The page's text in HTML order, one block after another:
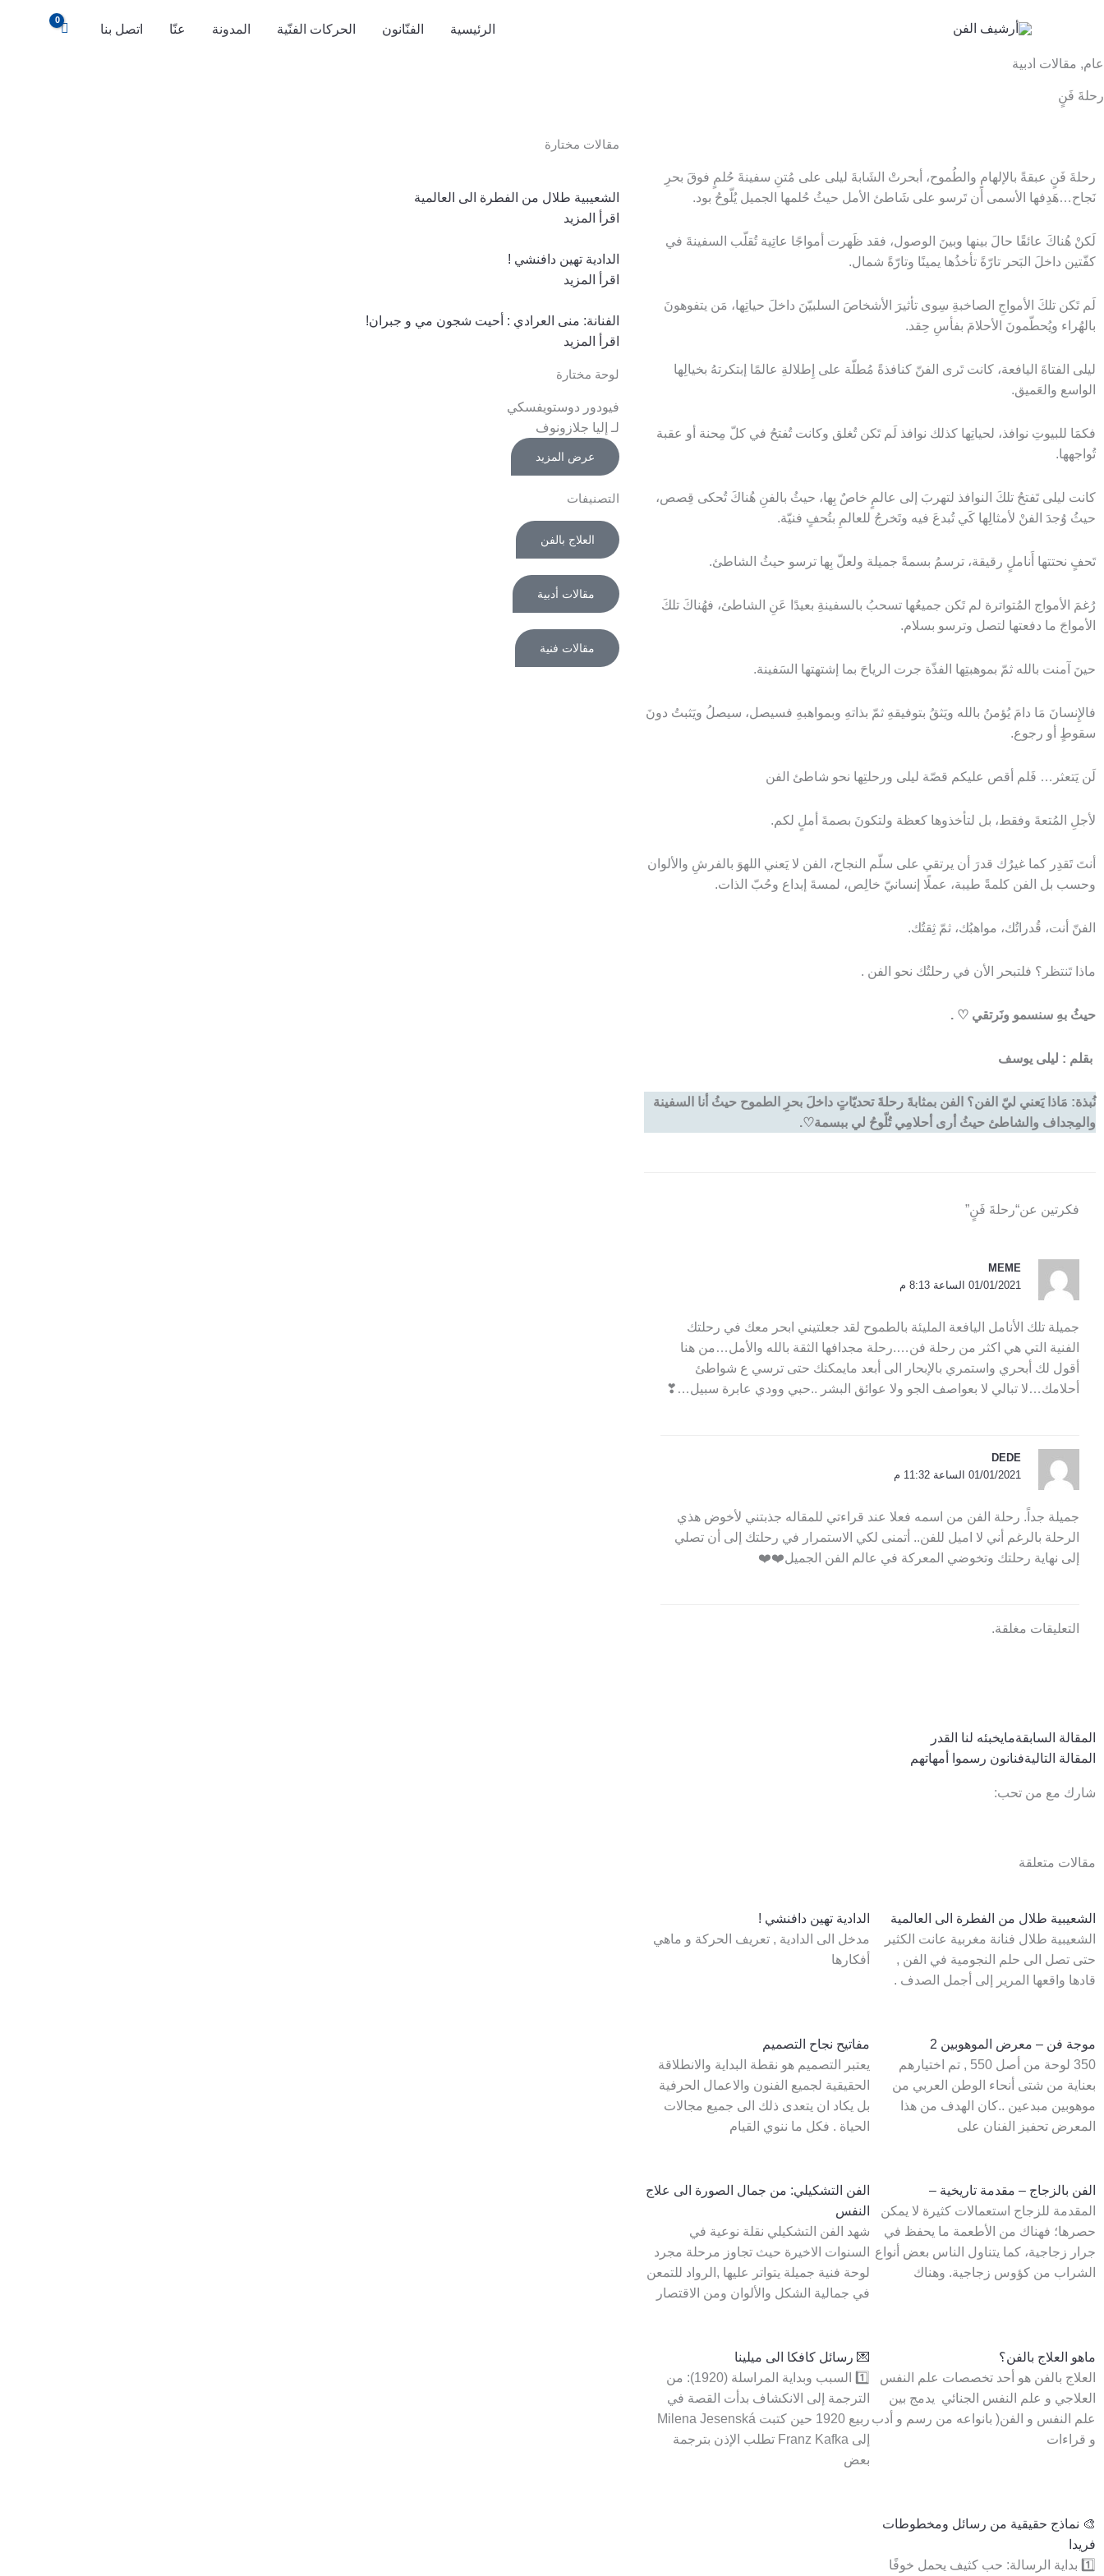
الرئيسية الفنّانون الحركات الفنّية المدونة عنّا اتصل بنا
عام, مقالات أدبية
رحلةَ فَنٍ
رحلةَ فَنٍ عبقةً بالإلهامِ والطُموح، أبحرتْ الشَابةَ ليلى على مُتنِ سفينةَ حُلمٍ فوقَ بحرِ
نَجاح…هَدِفها الأسمى أَن تَرسو على شَاطئ الأمل حيثُ حُلمها الجميل يُلّوحُ بود.
لَكنْ هُناكَ عائقًا حالَ بينها وبينَ الوصول، فقد ظَهرت أمواجًا عاتِية تُقلّب السفينةَ في
كفّتين داخلَ البَحر تارّةً تأخذُها يمينًا وتارّةً شمال.
لَم تَكن تلكَ الأمواجِ الصاخبةِ سِوى تأثيرَ الأشخاصَ السلبيّنَ داخلَ حياتِها، مَن يتفوهونَ
بالهُراء ويُحطّمونَ الأحلامَ بفأسِ حِقد.
ليلى الفتاةَ اليافعة، كانت تَرى الفنّ كنافذةً مُطلّة على إِطلالةِ عالمًا إبتكرتهُ بخيالِها
الواسع والعَميق.
فكمَا للبيوتِ نوافذ، لحياتِها كذلك نوافذ لَم تَكن تُغلق وكانت تُفتحُ في كلّ مِحنة أو عقبة
تُواجهها.
كانت ليلى تَفتحُ تلكَ النوافذ لتهربَ إلى عالمٍ خاصٌ بِها، حيثُ بالفنِ هُناكَ تُحكى قِصص،
حيثُ وُجدَ الفنْ لأمثالِها كَي تُبدعَ فيه وتَخرجُ للعالمِ بتُحفٍ فنيّة.
تَحفٍ نحتتها أَناملٍ رقيقة، ترسمُ بسمةً جميلة ولعلّ بِها ترسو حيثُ الشاطئ.
رُغمَ الأمواج المُتواترة لم تَكن جميعُها تسحبُ بالسفينةِ بعيدًا عَنِ الشاطئ، فهُناكَ تلكَ
الأمواجَ ما دفعتها لتصل وترسو بسلام.
حينَ آمنت بالله ثمّ بموهبتِها الفذّة جرت الرياحَ بما إشتهتها السَفينة.
فالإِنسانَ مَا دامَ يُؤمنُ بالله ويَثقُ بتوفيقهِ ثمّ بذاتهِ وبمواهبهِ فسيصل، سيصلُ ويَثبتُ دونَ
سقوطٍ أو رجوع.
لَن يَتعثر… فَلم أقص عليكم قصّة ليلى ورحلتِها نحو شاطئ الفن
لأجلِ المُتعةَ وفقط، بل لتأخذوها كعظة ولتكونَ بصمةَ أملٍ لكم.
أنتَ تَقدِر كما غيرُك قدرَ أن يرتقي على سلّم النجاح، الفن لا يَعني اللهوَ بالفرشِ والألوان
وحسب بل الفن كلمةً طيبة، عملًا إنسانيّ خالِص، لمسةَ إبداع وحُبّ الذات.
الفنّ أنت، قُدراتُك، مواهبُك، ثمّ ثِقتُك.
ماذا تَنتظر؟ فلتبحر الأن في رحلتُك نحو الفن .
حيثُ بهِ سنسمو ونَرتقي ♡ .
بقلم : ليلى يوسف
نُبذة: مَاذا يَعني ليّ الفن؟ الفن بمثابةَ رحلةَ تحديّاتٍ داخلَ بحرِ الطموح حيثُ أنا السفينة
والمِجداف والشاطئ حيثُ أرى أحلامِي تُلّوحُ لي ببسمة♡.
فكرتين عن“رحلةَ فَنٍ”
MEME
01/01/2021 الساعة 8:13 م
جميلة تلك الأنامل اليافعة المليئة بالطموح لقد جعلتيني ابحر معك في رحلتك
الفنية التي هي اكثر من رحلة فن….رحلة مجدافها الثقة بالله والأمل…من هنا
أقول لك أبحري واستمري بالإبحار الى أبعد مايمكنك حتى ترسي ع شواطئ
أحلامك…لا تبالي لا بعواصف الجو ولا عوائق البشر ..حبي وودي عابرة سبيل…❣
DEDE
01/01/2021 الساعة 11:32 م
جميلة جداً. رحلة الفن من اسمه فعلا عند قراءتي للمقاله جذبتني لأخوض هذي
الرحلة بالرغم أني لا اميل للفن.. أتمنى لكي الاستمرار في رحلتك إلى أن تصلي
إلى نهاية رحلتك وتخوضي المعركة في عالم الفن الجميل❤️❤️
التعليقات مغلقة.
Prev
المقالة السابقةمايخبئه لنا القدر
المقالة التاليةفنانون رسموا أمهاتهم
شارك مع من تحب:
مقالات متعلقة
الشعيبية طلال من الفطرة الى العالمية
الشعيبية طلال فنانة مغربية عانت الكثير
حتى تصل الى حلم النجومية في الفن ,
قادها واقعها المرير إلى أجمل الصدف .
الدادية تهين دافنشي !
مدخل الى الدادية , تعريف الحركة و ماهي
أفكارها
موجة فن – معرض الموهوبين 2
350 لوحة من أصل 550 , تم اختيارهم
بعناية من شتى أنحاء الوطن العربي من
موهوبين مبدعين ..كان الهدف من هذا
المعرض تحفيز الفنان على
مفاتيح نجاح التصميم
يعتبر التصميم هو نقطة البداية والانطلاقة
الحقيقية لجميع الفنون والاعمال الحرفية
بل يكاد ان يتعدى ذلك الى جميع مجالات
الحياة . فكل ما ننوي القيام
الفن بالزجاج – مقدمة تاريخية –
المقدمة للزجاج استعمالات كثيرة لا يمكن
حصرها؛ فهناك من الأطعمة ما يحفظ في
جرار زجاجية، كما يتناول الناس بعض أنواع
الشراب من كؤوس زجاجية. وهناك
الفن التشكیلي: من جمال الصورة الى علاج
النفس
شهد الفن التشكیلي نقلة نوعیة في
السنوات الاخیرة حیث تجاوز مرحلة مجرد
لوحة فنیة جمیلة یتواتر علیها ,الرواد للتمعن
في جمالیة الشكل والألوان ومن الاقتصار
ماهو العلاج بالفن؟
العلاج بالفن هو أحد تخصصات علم النفس
العلاجي و علم النفس الجنائي يدمج بين
علم النفس و الفن( بانواعه من رسم و أدب
و قراءات
💌 رسائل كافكا الى ميلينا
1️⃣ السبب وبداية المراسلة (1920): من
الترجمة إلى الانكشاف بدأت القصة في
ربيع 1920 حين كتبت Milena Jesenská
إلى Franz Kafka تطلب الإذن بترجمة
بعض
🎨 نماذج حقيقية من رسائل ومخطوطات
فريدا
1️⃣ بداية الرسالة: حب كثيف يحمل خوفًا
مقالات مختارة
الشعيبية طلال من الفطرة الى العالمية
اقرأ المزيد
الدادية تهين دافنشي !
اقرأ المزيد
الفنانة: منى العرادي : أحيت شجون مي و جبران!
اقرأ المزيد
لوحة مختارة
فيودور دوستويفسكي
لـ إليا جلازونوف
عرض المزيد
التصنيفات
العلاج بالفن
مقالات أدبية
مقالات فنية